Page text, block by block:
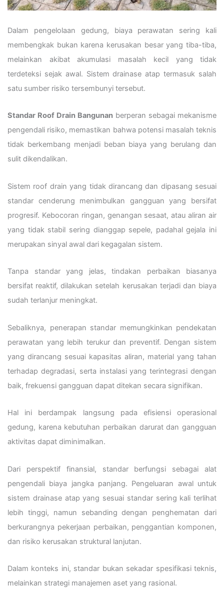
Dalam pengelolaan gedung, biaya perawatan sering kali
membengkak bukan karena kerusakan besar yang tiba-tiba,
melainkan akibat akumulasi masalah kecil yang tidak
terdeteksi sejak awal. Sistem drainase atap termasuk salah
satu sumber risiko tersembunyi tersebut.
Standar Roof Drain Bangunan berperan sebagai mekanisme
pengendali risiko, memastikan bahwa potensi masalah teknis
tidak berkembang menjadi beban biaya yang berulang dan
sulit dikendalikan.
Sistem roof drain yang tidak dirancang dan dipasang sesuai
standar cenderung menimbulkan gangguan yang bersifat
progresif. Kebocoran ringan, genangan sesaat, atau aliran air
yang tidak stabil sering dianggap sepele, padahal gejala ini
merupakan sinyal awal dari kegagalan sistem.
Tanpa standar yang jelas, tindakan perbaikan biasanya
bersifat reaktif, dilakukan setelah kerusakan terjadi dan biaya
sudah terlanjur meningkat.
Sebaliknya, penerapan standar memungkinkan pendekatan
perawatan yang lebih terukur dan preventif. Dengan sistem
yang dirancang sesuai kapasitas aliran, material yang tahan
terhadap degradasi, serta instalasi yang terintegrasi dengan
baik, frekuensi gangguan dapat ditekan secara signifikan.
Hal ini berdampak langsung pada efisiensi operasional
gedung, karena kebutuhan perbaikan darurat dan gangguan
aktivitas dapat diminimalkan.
Dari perspektif finansial, standar berfungsi sebagai alat
pengendali biaya jangka panjang. Pengeluaran awal untuk
sistem drainase atap yang sesuai standar sering kali terlihat
lebih tinggi, namun sebanding dengan penghematan dari
berkurangnya pekerjaan perbaikan, penggantian komponen,
dan risiko kerusakan struktural lanjutan.
Dalam konteks ini, standar bukan sekadar spesifikasi teknis,
melainkan strategi manajemen aset yang rasional.